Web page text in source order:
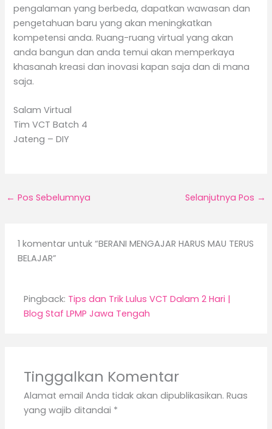
pengalaman yang berbeda, dapatkan wawasan dan
pengetahuan baru yang akan meningkatkan
kompetensi anda. Ruang-ruang virtual yang akan
anda bangun dan anda temui akan memperkaya
khasanah kreasi dan inovasi kapan saja dan di mana
saja.
Salam Virtual
Tim VCT Batch 4
Jateng – DIY
← Pos Sebelumnya Selanjutnya Pos →
1 komentar untuk “BERANI MENGAJAR HARUS MAU TERUS
BELAJAR”
Pingback: Tips dan Trik Lulus VCT Dalam 2 Hari |
Blog Staf LPMP Jawa Tengah
Tinggalkan Komentar
Alamat email Anda tidak akan dipublikasikan. Ruas
yang wajib ditandai *